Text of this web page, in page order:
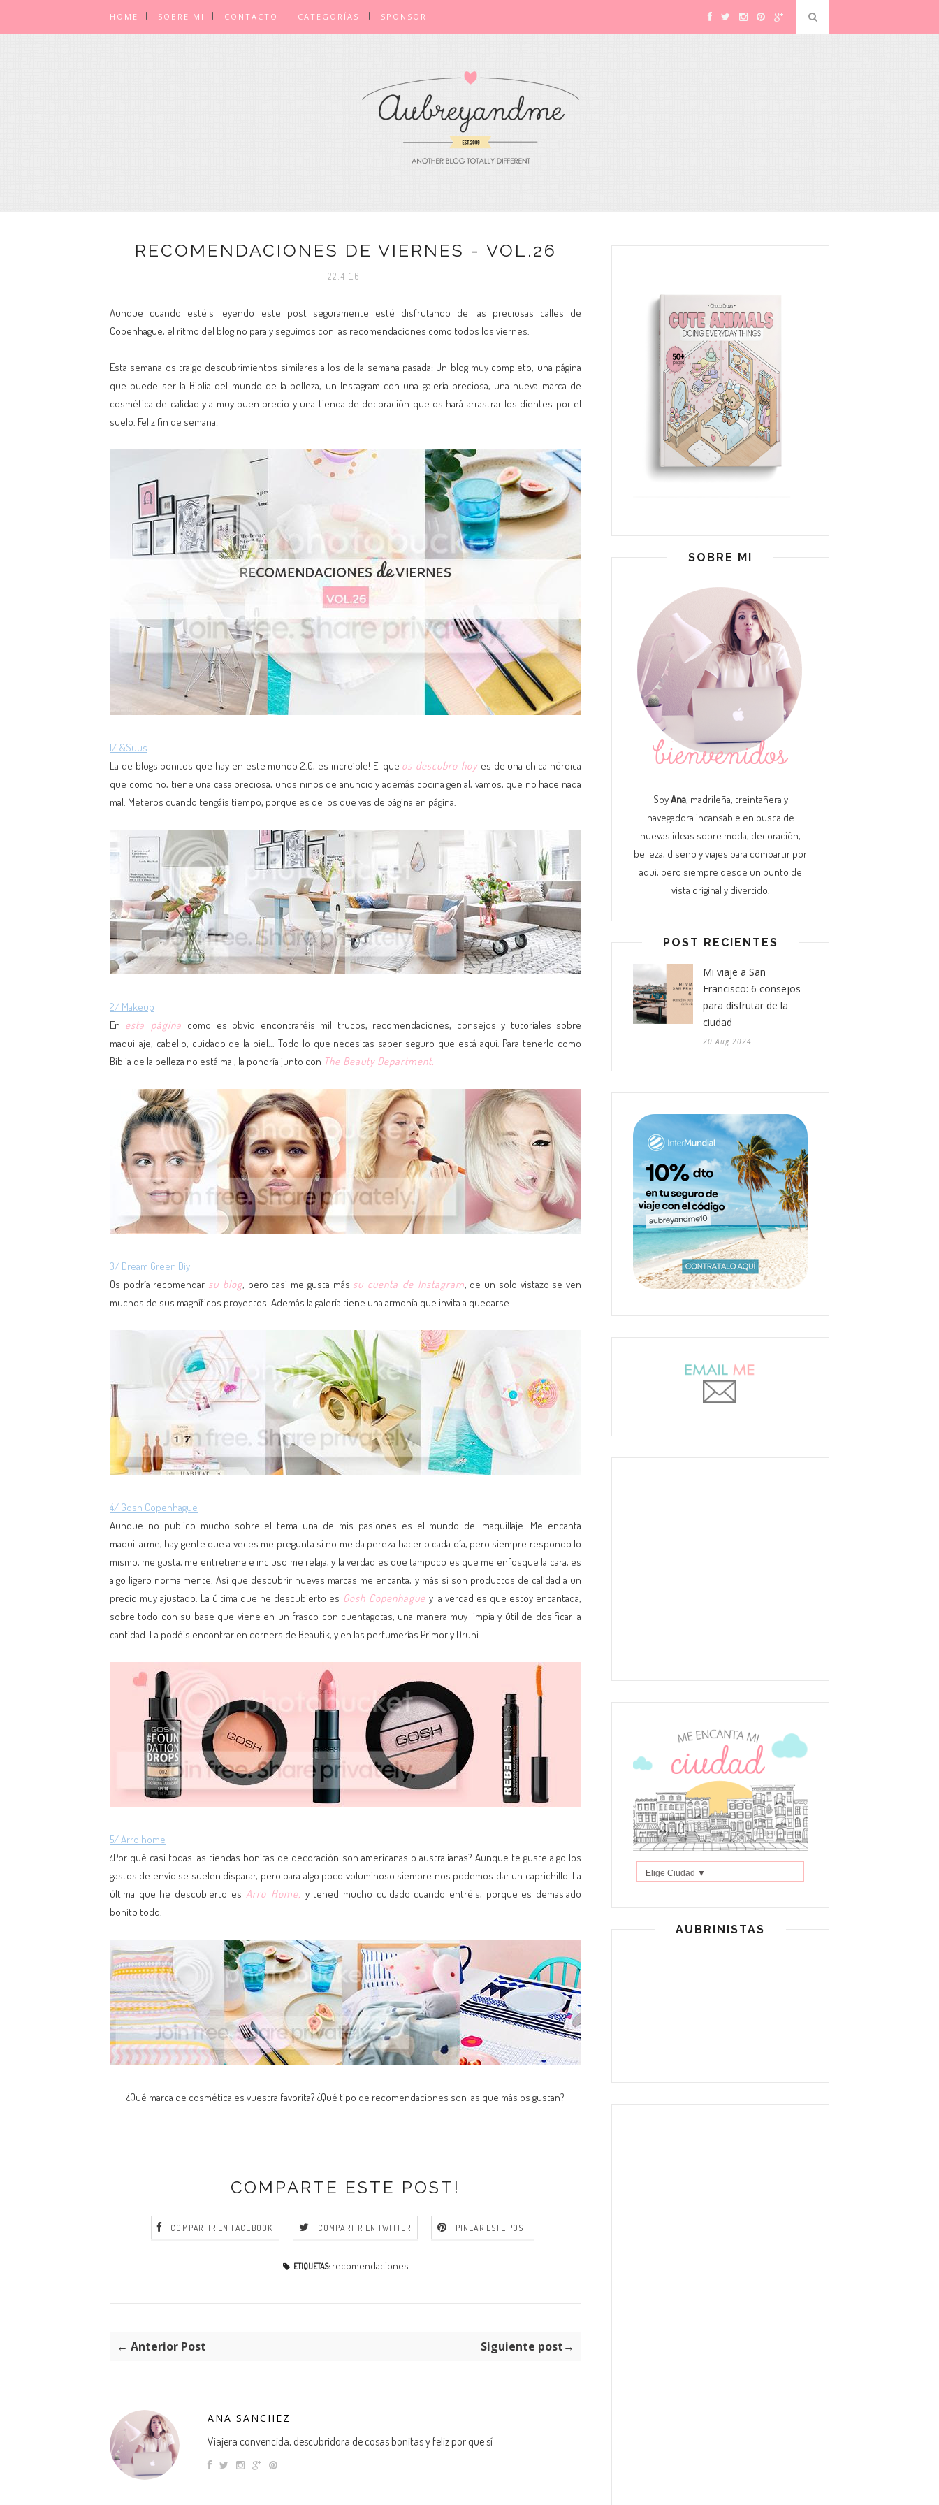
HOME SOBRE MI CONTACTO CATEGORÍAS SPONSOR
RECOMENDACIONES DE VIERNES - VOL.26
22.4.16
Aunque cuando estéis leyendo este post seguramente esté disfrutando de las preciosas calles de
Copenhague, el ritmo del blog no para y seguimos con las recomendaciones como todos los viernes.
Esta semana os traigo descubrimientos similares a los de la semana pasada: Un blog muy completo, una página
que puede ser la Biblia del mundo de la belleza, un Instagram con una galería preciosa, una nueva marca de
cosmética de calidad y a muy buen precio y una tienda de decoración que os hará arrastrar los dientes por el
suelo. Feliz fin de semana!
1/ &Suus
La de blogs bonitos que hay en este mundo 2.0, es increíble! El que os descubro hoy es de una chica nórdica
que como no, tiene una casa preciosa, unos niños de anuncio y además cocina genial, vamos, que no hace nada
mal. Meteros cuando tengáis tiempo, porque es de los que vas de página en página.
2/ Makeup
En esta página como es obvio encontraréis mil trucos, recomendaciones, consejos y tutoriales sobre
maquillaje, cabello, cuidado de la piel... Todo lo que necesitas saber seguro que está aquí. Para tenerlo como
Biblia de la belleza no está mal, la pondría junto con The Beauty Department.
3/ Dream Green Diy
Os podría recomendar su blog, pero casi me gusta más su cuenta de Instagram, de un solo vistazo se ven
muchos de sus magníficos proyectos. Además la galería tiene una armonía que invita a quedarse.
4/ Gosh Copenhague
Aunque no publico mucho sobre el tema una de mis pasiones es el mundo del maquillaje. Me encanta
maquillarme, hay gente que a veces me pregunta si no me da pereza hacerlo cada día, pero siempre respondo lo
mismo, me gusta, me entretiene e incluso me relaja, y la verdad es que tampoco es que me enfosque la cara, es
algo ligero normalmente. Así que descubrir nuevas marcas me encanta, y más si son productos de calidad a un
precio muy ajustado. La última que he descubierto es Gosh Copenhague y la verdad es que estoy encantada,
sobre todo con su base que viene en un frasco con cuentagotas, una manera muy limpia y útil de dosificar la
cantidad. La podéis encontrar en corners de Beautik, y en las perfumerías Primor y Druni.
5/ Arro home
¿Por qué casi todas las tiendas bonitas de decoración son americanas o australianas? Aunque te guste algo los
gastos de envío se suelen disparar, pero para algo poco voluminoso siempre nos podemos dar un caprichillo. La
última que he descubierto es Arro Home, y tened mucho cuidado cuando entréis, porque es demasiado
bonito todo.
¿Qué marca de cosmética es vuestra favorita? ¿Qué tipo de recomendaciones son las que más os gustan?
COMPARTE ESTE POST!
COMPARTIR EN FACEBOOK COMPARTIR EN TWITTER PINEAR ESTE POST
ETIQUETAS: recomendaciones
← Anterior Post Siguiente post→
ANA SANCHEZ
Viajera convencida, descubridora de cosas bonitas y feliz por que sí
SOBRE MI
SoyAna, madrileña, treintañera y
navegadora incansable en busca de
nuevas ideas sobre moda, decoración,
belleza, diseño y viajes para compartir por
aquí, pero siempre desde un punto de
vista original y divertido.
POST RECIENTES
Mi viaje a San
Francisco: 6 consejos
para disfrutar de la
ciudad
20 Aug 2024
Elige Ciudad ▼
AUBRINISTAS